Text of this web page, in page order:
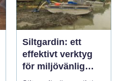
Siltgardin: ett
effektivt verktyg
för miljövänlig
vattenhantering